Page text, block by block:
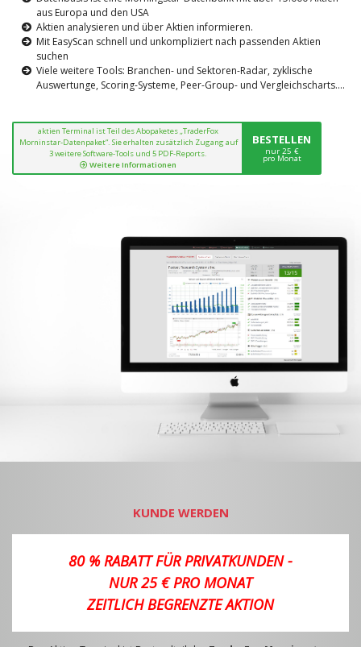
aus Europa und den USA
Aktien analysieren und über Aktien informieren.
Mit EasyScan schnell und unkompliziert nach passenden Aktien
suchen
Viele weitere Tools: Branchen- und Sektoren-Radar, zyklische
Auswertunge, Scoring-Systeme, Peer-Group- und Vergleichscharts....
aktien Terminal ist Teil des Abopaketes „TraderFox
Morninstar-Datenpaket“. Sie erhalten zusätzlich Zugang auf
3 weitere Software-Tools und 5 PDF-Reports.
Weitere Informationen
BESTELLEN
nur 25 €
pro Monat
KUNDE WERDEN
80 % RABATT FÜR PRIVATKUNDEN -
NUR 25 € PRO MONAT
ZEITLICH BEGRENZTE AKTION